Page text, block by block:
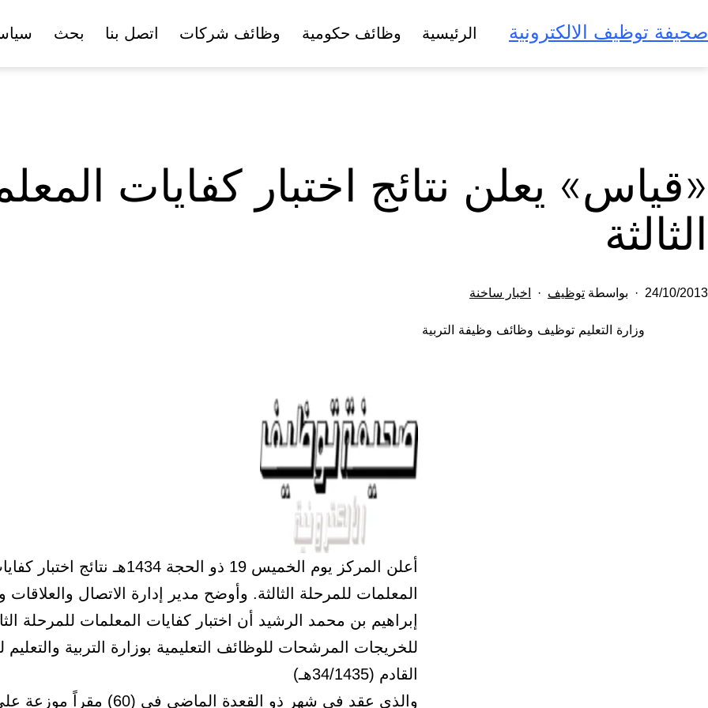
إلى
المحتوى
صحيفة توظيف الالكترونية الرئيسية وظائف حكومية وظائف شركات اتصل بنا بحث
«قياس» يعلن نتائج اختبار كفايات
الثالثة
تم
في
24/10/2013 بواسطة توظيف اخبار ساخنة
وزارة التعليم توظيف وظائف وظيفة التربية
أعلن المركز يوم الخميس 19 ذو الحجة 1434هـ نتائج اختبار
المعلمات للمرحلة الثالثة. وأوضح مدير إدارة الاتصال والعلاقات
إبراهيم بن محمد الرشيد أن اختبار كفايات المعلمات للمرحلة
للخريجات المرشحات للوظائف التعليمية بوزارة التربية والتعليم
القادم (34/1435هـ)
والذي عقد في شهر ذو القعدة الماضي في (60)